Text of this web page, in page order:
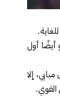
أيضًا أول
إلا